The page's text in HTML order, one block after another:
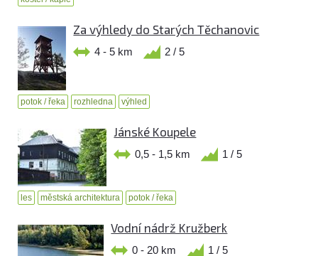
Za výhledy do Starých Těchanovic
4 - 5 km 2 / 5
potok / řeka rozhledna výhled
Jánské Koupele
0,5 - 1,5 km 1 / 5
les městská architektura potok / řeka
Vodní nádrž Kružberk
0 - 20 km 1 / 5